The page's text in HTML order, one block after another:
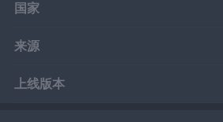
国家
来源
上线版本